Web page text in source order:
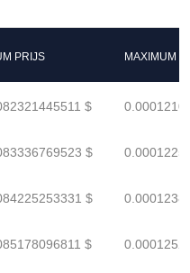
PRIJS MAXIMUM
$
$
$
$